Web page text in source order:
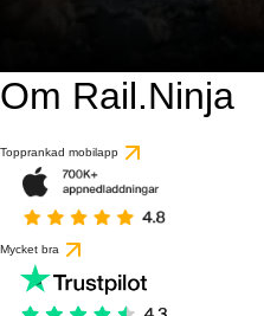
Om Rail.Ninja
Topprankad mobilapp
Mycket bra